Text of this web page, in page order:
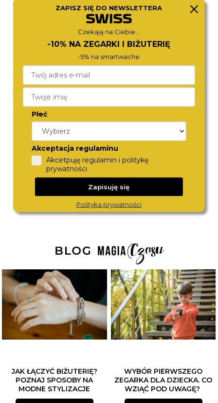
CITIZEN CITIZEN
CITIZEN
BI5070-57A
470,-
FESTINA
JAK ŁĄCZYĆ BIŻUTERIĘ?
POZNAJ SPOSOBY NA
MODNE STYLIZACJE
WYBÓR PIERWSZEGO
ZEGARKA DLA DZIECKA. CO
WZIĄĆ POD UWAGĘ?
ZAPISZ SIĘ DO NEWSLETTERA
Czekają na Ciebie...
-10% NA ZEGARKI I BIŻUTERIĘ
-5% na smartwache
Płeć
Akceptacja regulaminu
Akcetpuję regulamin i politykę
prywatności
Zapisuję się
Polityka prywatności